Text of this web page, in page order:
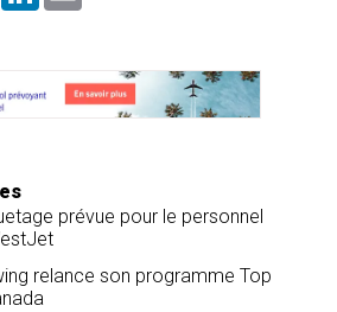
I
prévue pour le personnel
relance son programme Top